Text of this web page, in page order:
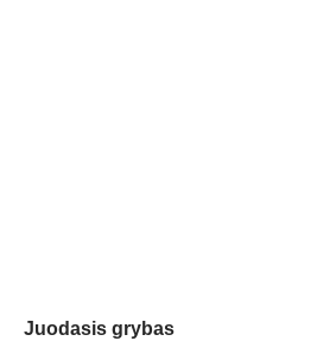
Juo­da­sis gry­bas